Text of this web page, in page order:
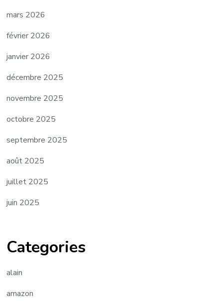
mars 2026
février 2026
janvier 2026
décembre 2025
novembre 2025
octobre 2025
septembre 2025
août 2025
juillet 2025
juin 2025
Categories
alain
amazon